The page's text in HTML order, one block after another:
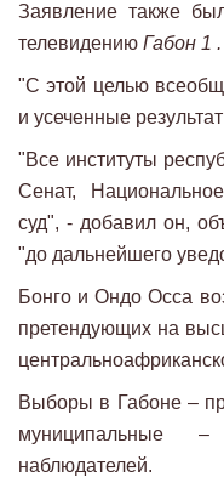
Заявление также
телевидению Габон 1 .
"С этой целью
и усеченные
"Все институты
Сенат,
суд", - добавил он,
"до дальнейшего
Бонго и Ондо Осса
претендующих на
Выборы в Габоне –
муниципальные
наблюдателей.